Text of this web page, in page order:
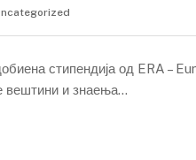
стипендија од ERA –
вештини и знаења…